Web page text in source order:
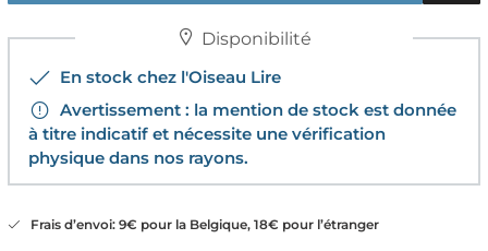
Disponibilité
En stock chez l'Oiseau Lire
Avertissement : la mention de stock est donnée
à titre indicatif et nécessite une vérification
physique dans nos rayons.
Frais d’envoi: 9€ pour la Belgique, 18€ pour l’étranger